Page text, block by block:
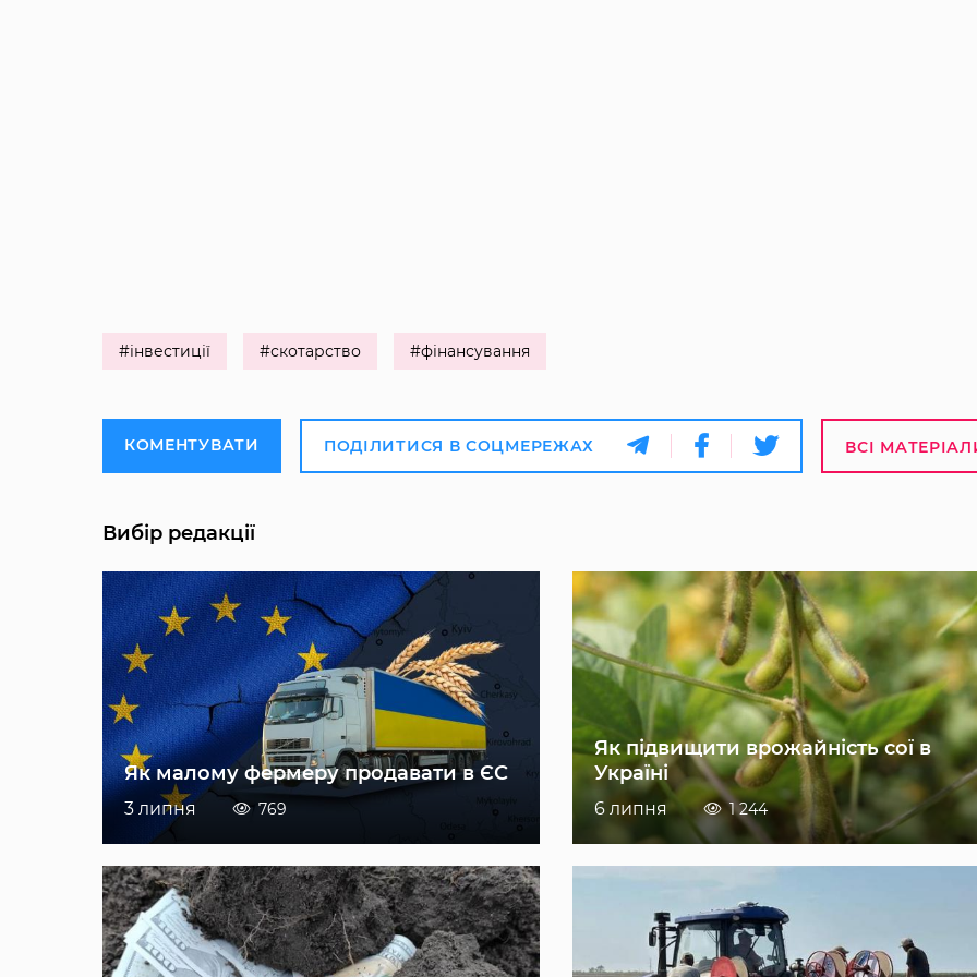
#інвестиції #скотарство #фінансування
КОМЕНТУВАТИ ПОДІЛИТИСЯ В СОЦМЕРЕЖАХ ВСІ
Вибір редакції
Як малому фермеру продавати в ЄС
3 липня 769
Як підвищити врожайність сої в
Україні
6 липня 1 244